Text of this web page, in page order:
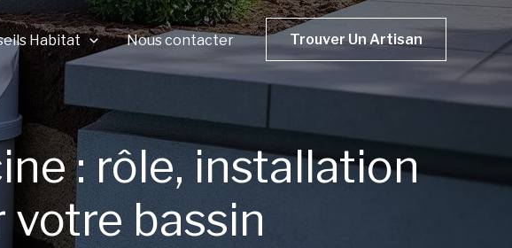
Habitat Nous contacter Trouver Un Artisan
: rôle, installation
bassin